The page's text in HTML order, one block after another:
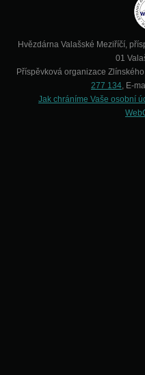
Hvězdárna Valašské Meziříčí,
01
Příspěvková organizace
277 134, E-
Jak chráníme Vaše osobní